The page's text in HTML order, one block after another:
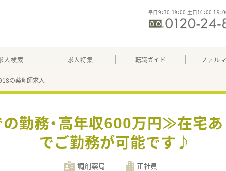
平日9：30-19：00 土日10：00-19：
人検索 求人特集 転職ガイド ファル
の薬剤師求人
の勤務・高年収600万円≫在宅
でご勤務が可能です♪
調剤薬局 正社員